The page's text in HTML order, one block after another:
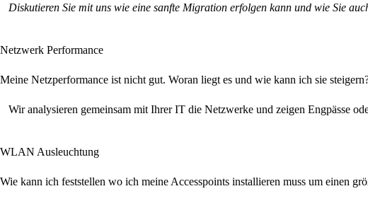
Diskutieren Sie mit uns wie eine sanfte Migration erfolgen kann und wie Sie
Netzwerk Performance
Meine Netzperformance ist nicht gut. Woran liegt es und wie kann ich sie
Wir analysieren gemeinsam mit Ihrer IT die Netzwerke und zeigen Engpässe
WLAN Ausleuchtung
Wie kann ich feststellen wo ich meine Accesspoints installieren muss um einen